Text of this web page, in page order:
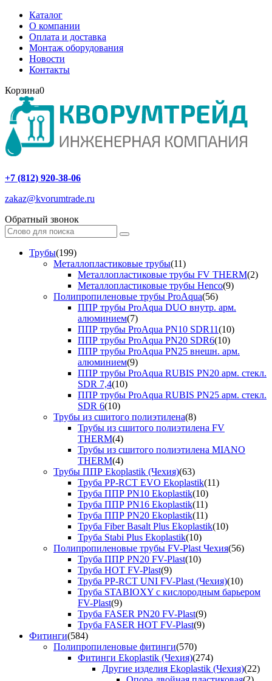
Каталог
О компании
Оплата и доставка
Монтаж оборудования
Новости
Контакты
Корзина0
+7 (812) 920-38-06
zakaz@kvorumtrade.ru
Обратный звонок
Трубы(199)
Металлопластиковые трубы(11)
Металлопластиковые трубы FV THERM(2)
Металлопластиковые трубы Henco(9)
Полипропиленовые трубы ProAqua(56)
ППР трубы ProAqua DUO внутр. арм.
алюминием(7)
ППР трубы ProAqua PN10 SDR11(10)
ППР трубы ProAqua PN20 SDR6(10)
ППР трубы ProAqua PN25 внешн. арм.
алюминием(9)
ППР трубы ProAqua RUBIS PN20 арм. стекл.
SDR 7,4(10)
ППР трубы ProAqua RUBIS PN25 арм. стекл.
SDR 6(10)
Трубы из сшитого полиэтилена(8)
Трубы из сшитого полиэтилена FV
THERM(4)
Трубы из сшитого полиэтилена MIANO
THERM(4)
Трубы ППР Ekoplastik (Чехия)(63)
Труба PP-RCT EVO Ekoplastik(11)
Труба ППР PN10 Ekoplastik(10)
Труба ППР PN16 Ekoplastik(11)
Труба ППР PN20 Ekoplastik(11)
Труба Fiber Basalt Plus Ekoplastik(10)
Труба Stabi Plus Ekoplastik(10)
Полипропиленовые трубы FV-Plast Чехия(56)
Труба ППР PN20 FV-Plast(10)
Труба HOT FV-Plast(9)
Труба PP-RCT UNI FV-Plast (Чехия)(10)
Труба STABIOXY с кислородным барьером
FV-Plast(9)
Труба FASER PN20 FV-Plast(9)
Труба FASER HOT FV-Plast(9)
Фитинги(584)
Полипропиленовые фитинги(570)
Фитинги Ekoplastik (Чехия)(274)
Другие изделия Ekoplastik (Чехия)(22)